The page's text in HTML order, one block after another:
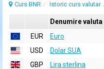
Curs BNR Istoric curs valutar
Denumire valuta
EUR
Euro
USD
Dolar SUA
GBP
Lira sterlina